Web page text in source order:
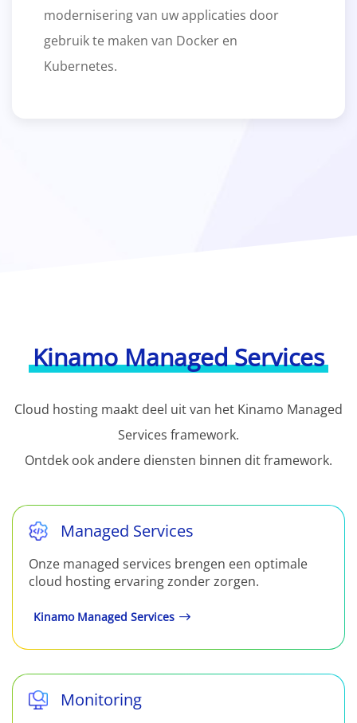
modernisering van uw applicaties door
gebruik te maken van Docker en
Kubernetes.
Kinamo Managed Services
Cloud hosting maakt deel uit van het Kinamo Managed
Services framework.
Ontdek ook andere diensten binnen dit framework.
Managed Services
Onze managed services brengen een optimale
cloud hosting ervaring zonder zorgen.
Kinamo Managed Services
Monitoring